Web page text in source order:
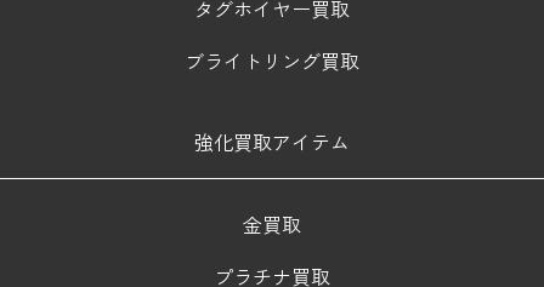
タグホイヤー買取
ブライトリング買取
強化買取アイテム
金買取
プラチナ買取